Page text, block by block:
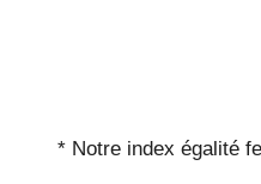
* Notre index égalité